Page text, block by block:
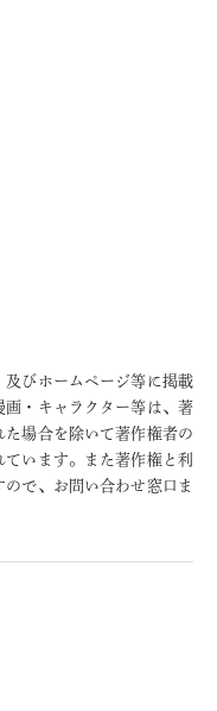
びホームページ等に掲載
画・キャラクター等は、著
場合を除いて著作権者の
います。また著作権と利
で、お問い合わせ窓口ま